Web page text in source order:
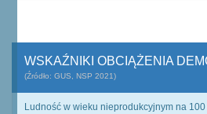
WSKAŹNIKI OBCIĄŻENIA
(Źródło: GUS, NSP 2021)
Ludność w wieku nieprodukcyjnym na